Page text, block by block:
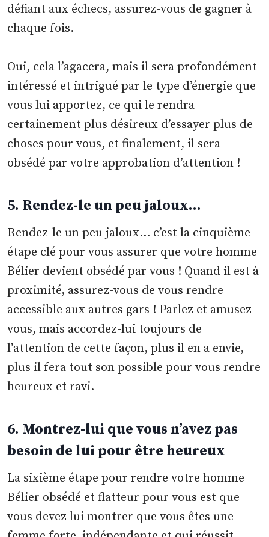
défiant aux échecs, assurez-vous de gagner à
chaque fois.
Oui, cela l’agacera, mais il sera profondément
intéressé et intrigué par le type d’énergie que
vous lui apportez, ce qui le rendra
certainement plus désireux d’essayer plus de
choses pour vous, et finalement, il sera
obsédé par votre approbation d’attention !
5. Rendez-le un peu jaloux…
Rendez-le un peu jaloux… c’est la cinquième
étape clé pour vous assurer que votre homme
Bélier devient obsédé par vous ! Quand il est à
proximité, assurez-vous de vous rendre
accessible aux autres gars ! Parlez et amusez-
vous, mais accordez-lui toujours de
l’attention de cette façon, plus il en a envie,
plus il fera tout son possible pour vous rendre
heureux et ravi.
6. Montrez-lui que vous n’avez pas
besoin de lui pour être heureux
La sixième étape pour rendre votre homme
Bélier obsédé et flatteur pour vous est que
vous devez lui montrer que vous êtes une